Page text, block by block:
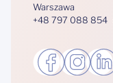
Warszawa
+48 797 088 854